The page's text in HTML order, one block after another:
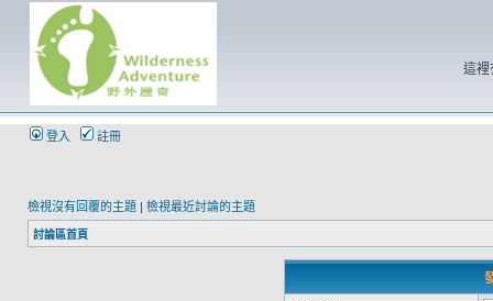
這裡
登入 註冊
檢視沒有回覆的主題 | 檢視最近討論的主題
討論區首頁